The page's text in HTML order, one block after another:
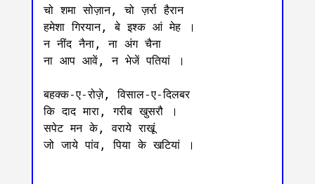
चो शमा सोज़ान, चो ज़र्रा हैरान
हमेशा गिरयान, बे इश्क आं मेह ।
न नींद नैना, ना अंग चैना
ना आप आवें, न भेजें पतियां ।
बहक्क-ए-रोज़े, विसाल-ए-दिलबर
कि दाद मारा, गरीब खुसरौ ।
सपेट मन के, वराये राखूं
जो जाये पांव, पिया के खटियां ।